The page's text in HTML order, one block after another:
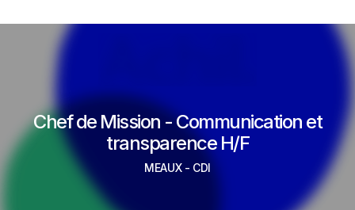
Chef de Mission - Communication et
transparence H/F
MEAUX - CDI